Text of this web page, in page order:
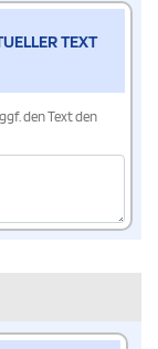
TEXT
den Text den